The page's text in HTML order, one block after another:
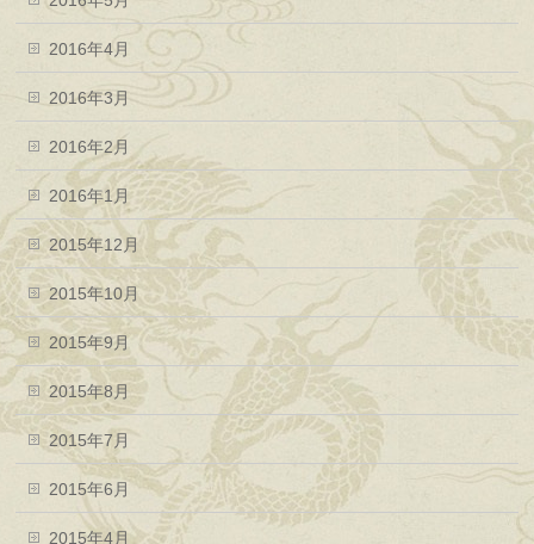
2016年4月
2016年3月
2016年2月
2016年1月
2015年12月
2015年10月
2015年9月
2015年8月
2015年7月
2015年6月
2015年4月